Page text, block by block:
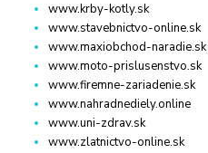
www.krby-kotly.sk
www.stavebnictvo-online.sk
www.maxiobchod-naradie.sk
www.moto-prislusenstvo.sk
www.firemne-zariadenie.sk
www.nahradnediely.online
www.uni-zdrav.sk
www.zlatnictvo-online.sk